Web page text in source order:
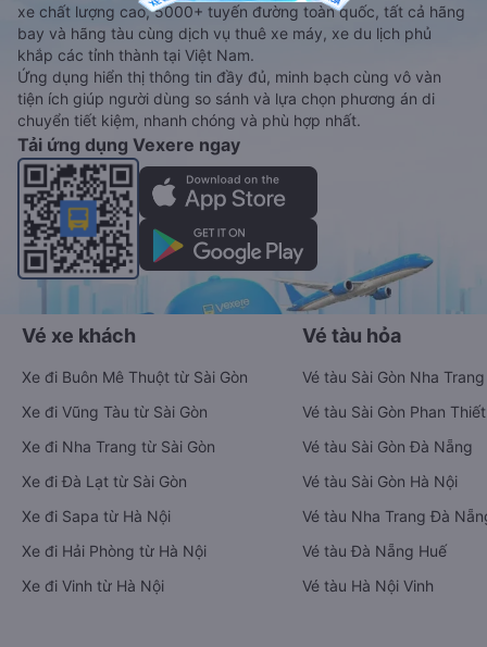
xe chất lượng cao, 5000+ tuyến đường toàn quốc, tất cả hãng
bay và hãng tàu cùng dịch vụ thuê xe máy, xe du lịch phủ
khắp các tỉnh thành tại Việt Nam.
Ứng dụng hiển thị thông tin đầy đủ, minh bạch cùng vô vàn
tiện ích giúp người dùng so sánh và lựa chọn phương án di
chuyển tiết kiệm, nhanh chóng và phù hợp nhất.
Tải ứng dụng Vexere ngay
Vé xe khách
Xe đi Buôn Mê Thuột từ Sài Gòn
Xe đi Vũng Tàu từ Sài Gòn
Xe đi Nha Trang từ Sài Gòn
Xe đi Đà Lạt từ Sài Gòn
Xe đi Sapa từ Hà Nội
Xe đi Hải Phòng từ Hà Nội
Xe đi Vinh từ Hà Nội
Vé tàu hỏa
Vé tàu Sài Gòn Nha Trang
Vé tàu Sài Gòn Phan Thiết
Vé tàu Sài Gòn Đà Nẵng
Vé tàu Sài Gòn Hà Nội
Vé tàu Nha Trang Đà
Vé tàu Đà Nẵng Huế
Vé tàu Hà Nội Vinh